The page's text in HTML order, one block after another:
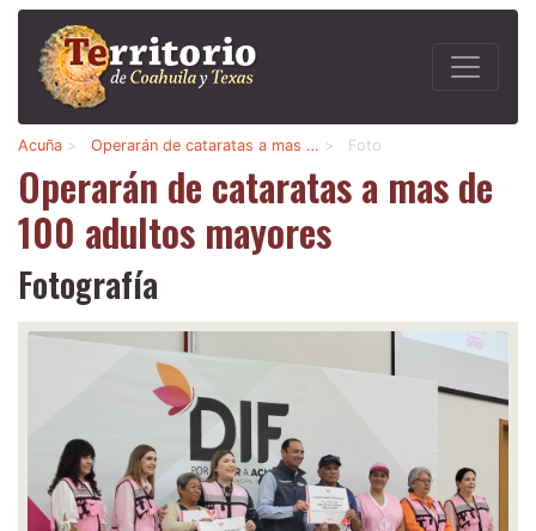
Acuña > Operarán de cataratas a mas … > Foto
Operarán de cataratas a mas de
100 adultos mayores
Fotografía